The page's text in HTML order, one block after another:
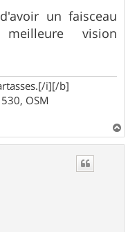
un faisceau
vision
i][/b]
530, OSM
a